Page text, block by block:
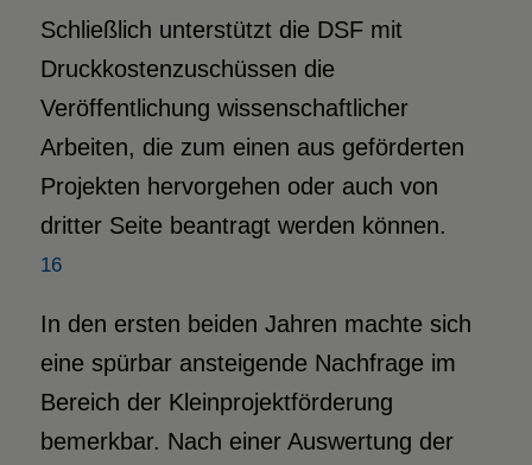
Schließlich unterstützt die DSF mit
Druckkostenzuschüssen die
Veröffentlichung wissenschaftlicher
Arbeiten, die zum einen aus geförderten
Projekten hervorgehen oder auch von
dritter Seite beantragt werden können.
16
In den ersten beiden Jahren machte sich
eine spürbar ansteigende Nachfrage im
Bereich der Kleinprojektförderung
bemerkbar. Nach einer Auswertung der